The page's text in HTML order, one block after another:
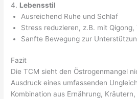
4. Lebensstil
Ausreichend Ruhe und Schlaf
Stress reduzieren, z.B. mit
Sanfte Bewegung zur
Fazit
Die TCM sieht den Östrogenmangel
Ausdruck eines umfassenden
Kombination aus Ernährung,